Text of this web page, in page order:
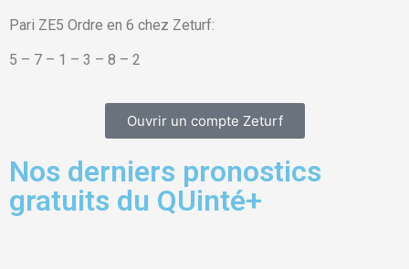
Pari ZE5 Ordre en 6 chez Zeturf:
5 – 7 – 1 – 3 – 8 – 2
Ouvrir un compte Zeturf
Nos derniers pronostics
gratuits du QUinté+